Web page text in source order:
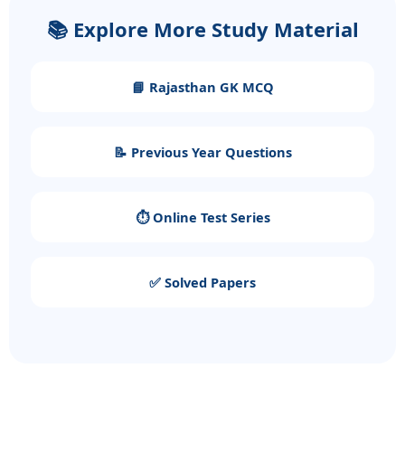
📚 Explore More Study Material
📘 Rajasthan GK MCQ
📝 Previous Year Questions
⏱️ Online Test Series
✅ Solved Papers